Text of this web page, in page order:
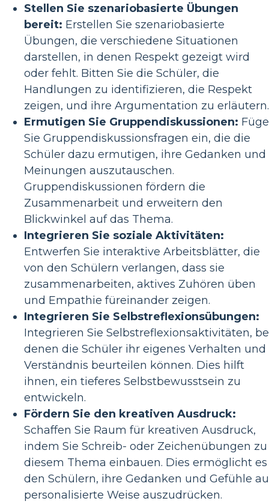
Stellen Sie szenariobasierte Übungen
bereit: Erstellen Sie szenariobasierte
Übungen, die verschiedene Situationen
darstellen, in denen Respekt gezeigt wird
oder fehlt. Bitten Sie die Schüler, die
Handlungen zu identifizieren, die Respekt
zeigen, und ihre Argumentation zu erläutern.
Ermutigen Sie Gruppendiskussionen:
Sie Gruppendiskussionsfragen ein, die die
Schüler dazu ermutigen, ihre Gedanken und
Meinungen auszutauschen.
Gruppendiskussionen fördern die
Zusammenarbeit und erweitern den
Blickwinkel auf das Thema.
Integrieren Sie soziale Aktivitäten:
Entwerfen Sie interaktive Arbeitsblätter, die
von den Schülern verlangen, dass sie
zusammenarbeiten, aktives Zuhören üben
und Empathie füreinander zeigen.
Integrieren Sie Selbstreflexionsübungen:
Integrieren Sie Selbstreflexionsaktivitäten,
denen die Schüler ihr eigenes Verhalten und
Verständnis beurteilen können. Dies hilft
ihnen, ein tieferes Selbstbewusstsein zu
entwickeln.
Fördern Sie den kreativen Ausdruck:
Schaffen Sie Raum für kreativen Ausdruck,
indem Sie Schreib- oder Zeichenübungen zu
diesem Thema einbauen. Dies ermöglicht es
den Schülern, ihre Gedanken und Gefühle
personalisierte Weise auszudrücken.